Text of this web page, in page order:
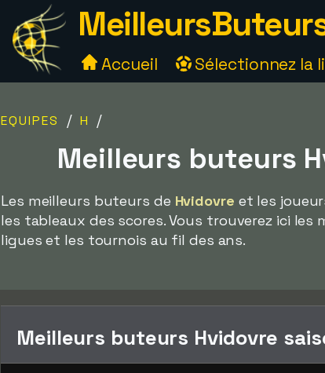
Accueil Sélectionnez la
EQUIPES / H /
Meilleurs buteurs
Les meilleurs buteurs de Hvidovre et les
les tableaux des scores. Vous trouverez ici les
ligues et les tournois au fil des ans.
Meilleurs buteurs Hvidovre